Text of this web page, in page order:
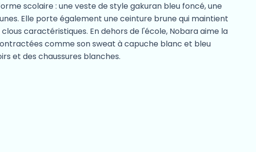
scolaire : une veste de style gakuran bleu foncé, une
Elle porte également une ceinture brune qui maintient
caractéristiques. En dehors de l'école, Nobara aime la
comme son sweat à capuche blanc et bleu
et des chaussures blanches.